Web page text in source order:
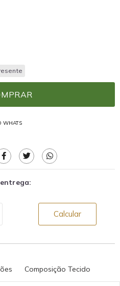
WHATS
Calcular
Composição Tecido